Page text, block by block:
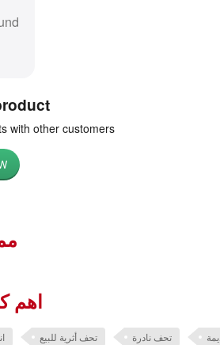
with other customers
اهم
تحف أثرية للبيع تحف نادرة